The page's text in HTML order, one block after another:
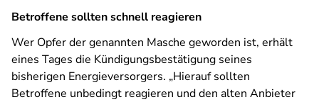
Betroffene sollten schnell reagieren
Wer Opfer der genannten Masche geworden ist, erhält
eines Tages die Kündigungsbestätigung seines
bisherigen Energieversorgers. „Hierauf sollten
Betroffene unbedingt reagieren und den alten Anbieter